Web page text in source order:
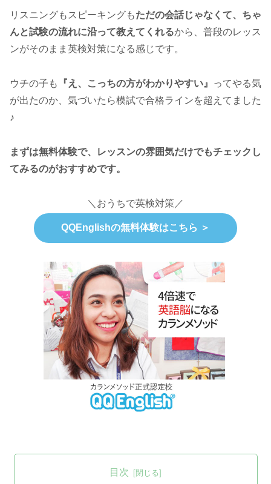
リスニングもスピーキングもただの会話じゃなくて、ちゃ
んと試験の流れに沿って教えてくれるから、普段のレッス
ンがそのまま英検対策になる感じです。
ウチの子も 『え、こっちの方がわかりやすい』
ってやる気
が出たのか、気づいたら模試で合格ラインを超えてました
♪
まずは無料体験で、レッスンの雰囲気だけでもチェックし
てみるのがおすすめです。
＼おうちで英検対策／
QQEnglishの無料体験はこちら ＞
目次